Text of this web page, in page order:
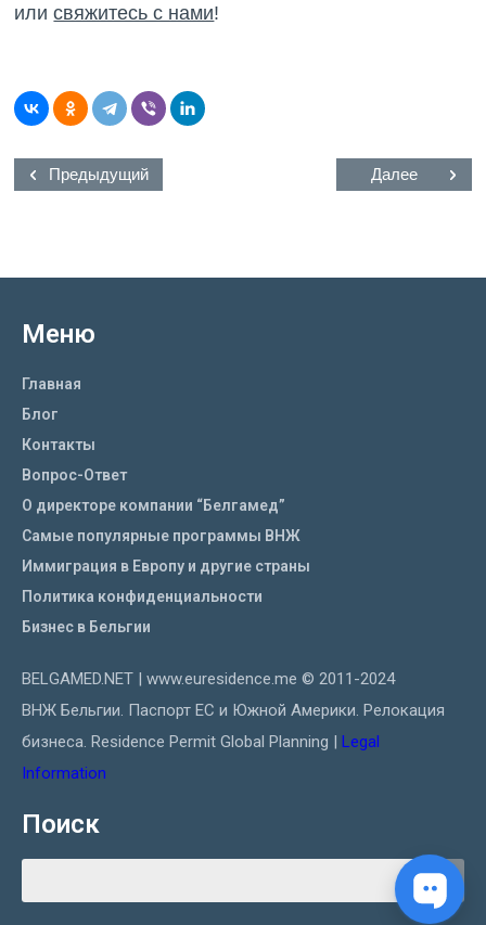
илисвяжитесь с нами!
Далее
Предыдущий
Меню
Главная
Блог
Контакты
Вопрос-Ответ
О директоре компании “Белгамед”
Самые популярные программы ВНЖ
Иммиграция в Европу и другие страны
Политика конфиденциальности
Бизнес в Бельгии
BELGAMED.NET | www.euresidence.me © 2011-2024
ВНЖ Бельгии. Паспорт ЕС и Южной Америки. Релокация
бизнеса. Residence Permit Global Planning | Legal
Information
Поиск